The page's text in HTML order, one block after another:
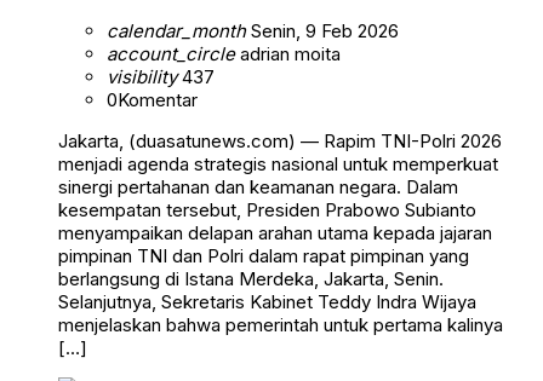
calendar_monthSenin, 9 Feb 2026
account_circleadrian moita
visibility437
0Komentar
Jakarta, (duasatunews.com) — Rapim TNI-Polri 2026
menjadi agenda strategis nasional untuk memperkuat
sinergi pertahanan dan keamanan negara. Dalam
kesempatan tersebut, Presiden Prabowo Subianto
menyampaikan delapan arahan utama kepada jajaran
pimpinan TNI dan Polri dalam rapat pimpinan yang
berlangsung di Istana Merdeka, Jakarta, Senin.
Selanjutnya, Sekretaris Kabinet Teddy Indra Wijaya
menjelaskan bahwa pemerintah untuk pertama kalinya
[…]